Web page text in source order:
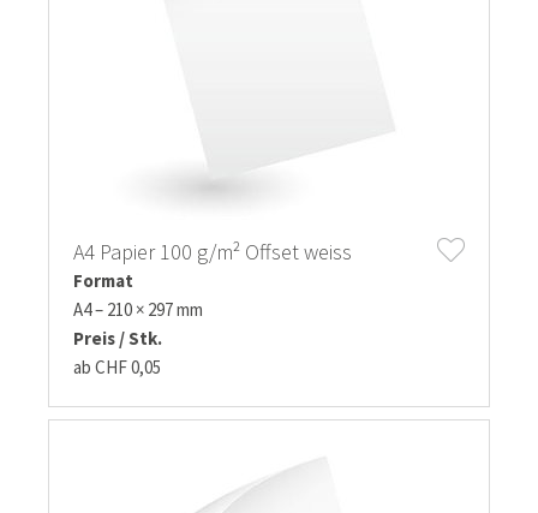
A4 Papier 100 g/m² Offset weiss
Format
A4 – 210 × 297 mm
Preis / Stk.
ab CHF 0,05